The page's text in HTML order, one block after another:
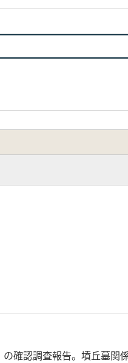
確認調査報告。墳丘墓関